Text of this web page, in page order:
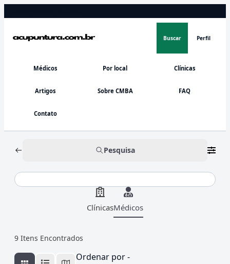
Médicos Por local Clínicas
Artigos Sobre CMBA FAQ
Contato
Buscar Perfil
Pesquisa
ClínicasMédicos
9 Itens Encontrados
Ordenar por -